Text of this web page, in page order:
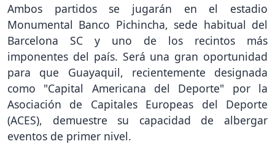
Ambos partidos se jugarán en el estadio
Monumental Banco Pichincha, sede habitual del
Barcelona SC y uno de los recintos más
imponentes del país. Será una gran oportunidad
para que Guayaquil, recientemente designada
como "Capital Americana del Deporte" por la
Asociación de Capitales Europeas del Deporte
(ACES), demuestre su capacidad de albergar
eventos de primer nivel.